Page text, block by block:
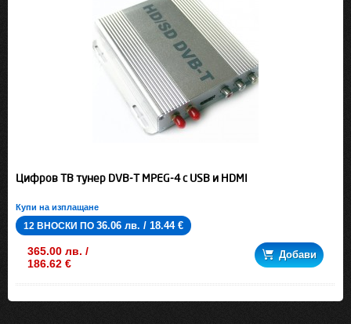
Цифров ТВ тунер DVB-T MPEG-4 с USB и HDMI
Купи на изплащане
12 ВНОСКИ ПО 36.06 лв. / 18.44 €
365.00 лв. /
186.62 €
Добави